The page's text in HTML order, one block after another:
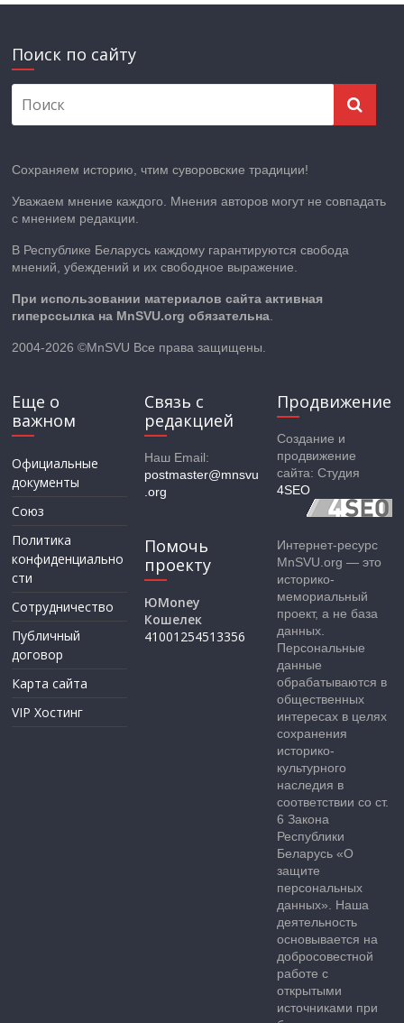
Поиск по сайту
Сохраняем историю, чтим суворовские традиции!
Уважаем мнение каждого. Мнения авторов могут не совпадать
с мнением редакции.
В Республике Беларусь каждому гарантируются свобода
мнений, убеждений и их свободное выражение.
При использовании материалов сайта активная
гиперссылка на MnSVU.org обязательна
2004-2026 ©MnSVU Все права защищены.
Еще о
важном
Официальные
документы
Союз
Политика
конфиденциально
сти
Сотрудничество
Публичный
договор
Карта сайта
VIP Хостинг
Связь с
редакцией
Наш Email:
postmaster@mnsvu
.org
Помочь
проекту
ЮMoney
Кошелек
41001254513356
Продвижение
Создание и
продвижение
сайта: Студия
4SEO
Интернет-ресурс
MnSVU.org — это
историко-
мемориальный
проект, а не база
данных.
Персональные
данные
обрабатываются в
общественных
интересах в целях
сохранения
историко-
культурного
наследия в
соответствии со ст.
6 Закона
Республики
Беларусь «О
защите
персональных
данных». Наша
деятельность
основывается на
добросовестной
работе с
открытыми
источниками при